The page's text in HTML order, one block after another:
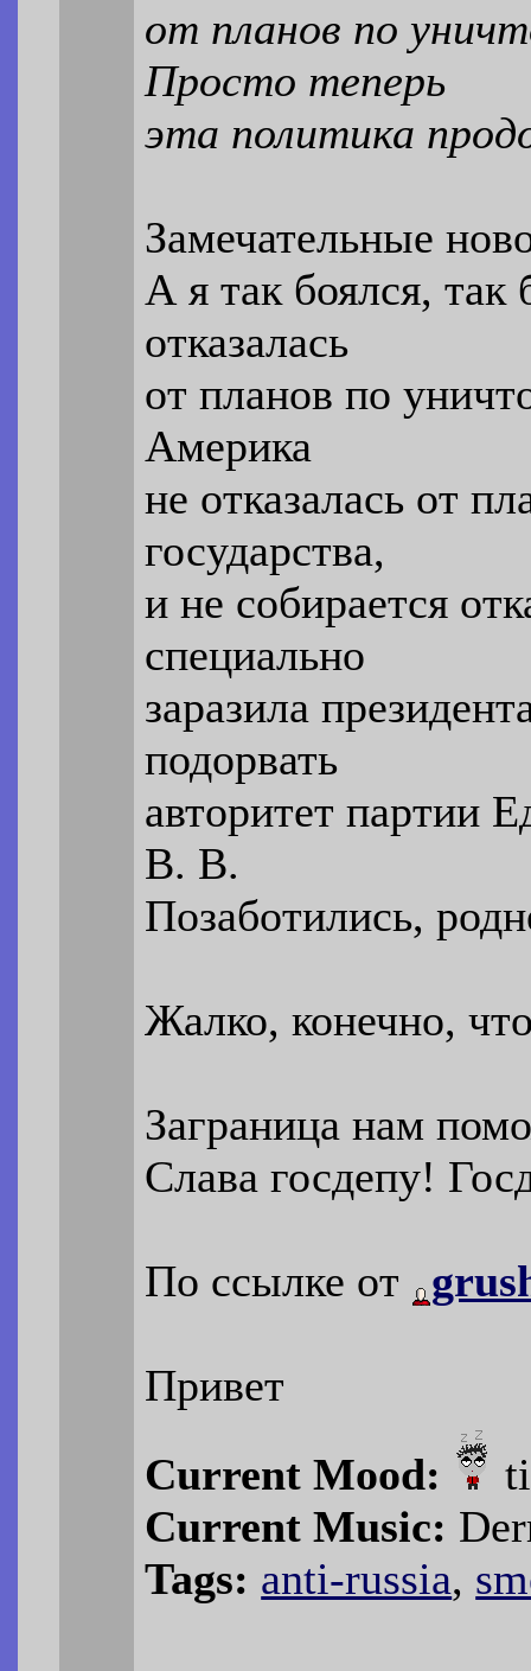
от планов по
Просто теперь
эта политика
Замечательные
А я так боялся, так
отказалась
от планов по
Америка
не отказалась от
государства,
и не собирается
специально
заразила
подорвать
авторитет партии
В. В.
Позаботились,
Жалко, конечно,
Заграница нам
Слава госдепу!
По ссылке от
Привет
Current Mood:
Current Music:
Tags: anti-russia,